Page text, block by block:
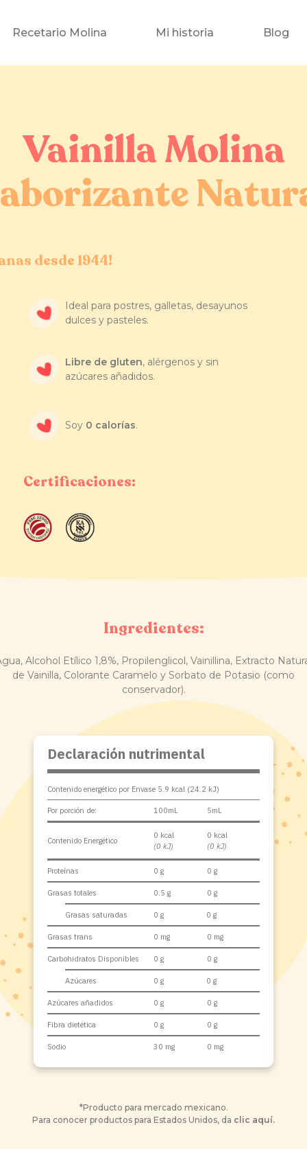
Recetario Molina Mi historia Blog
Vainilla Molina
desde 1944!
Ideal para postres, galletas, desayunos
dulces y pasteles.
Libre de gluten, alérgenos y sin
azúcares añadidos.
Soy 0 calorías.
Certificaciones:
Ingredientes:
Alcohol Etílico 1,8%, Propilenglicol, Vainillina, Extracto
de Vainilla, Colorante Caramelo y Sorbato de Potasio (como
conservador).
Declaración nutrimental
Contenido energético por Envase 5.9 kcal (24.2 kJ)
Por porción de: 100mL 5mL
Contenido Energético
0 kcal
(0 kJ)
0 kcal
(0 kJ)
Proteínas 0 g 0 g
Grasas totales 0.5 g 0 g
Grasas saturadas 0 g 0 g
Grasas trans 0 mg 0 mg
Carbohidratos Disponibles 0 g 0 g
Azúcares 0 g 0 g
Azúcares añadidos 0 g 0 g
Fibra dietética 0 g 0 g
Sodio 30 mg 0 mg
*Producto para mercado mexicano.
Para conocer productos para Estados Unidos, da clic aquí.